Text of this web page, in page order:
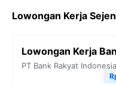
e
o
t
e
e
r
t
A
Lowongan Kerja
Lowongan Kerja
PT Bank Rakyat